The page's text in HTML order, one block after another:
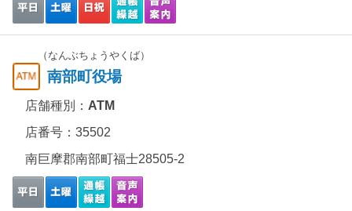
（なんぶちょうやくば）
南部町役場
店舗種別： ATM
店番号：35502
南巨摩郡南部町福士28505-2